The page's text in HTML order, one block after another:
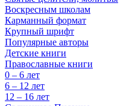
Воскресным школам
Карманный формат
Крупный шрифт
Популярные авторы
Детские книги
Православные книги
0 – 6 лет
6 – 12 лет
12 – 16 лет